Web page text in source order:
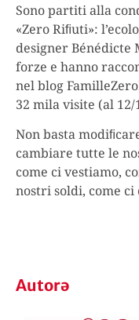
Sono partiti alla
«Zero Riﬁuti»:
designer
forze e hanno
nel blog
32 mila visite (al 12/
Non basta
cambiare tutte le
come ci vestiamo,
nostri soldi, come
Autorə